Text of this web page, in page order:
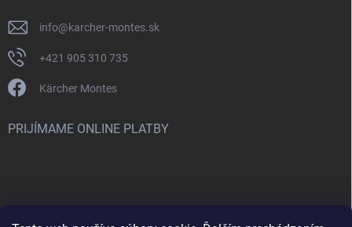
info@karcher-montes.sk
+421 905 310 735
Kärcher Montes
PRIJÍMAME ONLINE PLATBY